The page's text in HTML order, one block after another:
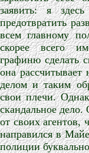
заявить: я
предотвратить
всем главному
скорее всего
графиню сделать
она рассчитывает
делом и таким
свои плечи.
скандальное дело.
от своих агентов,
направился в
полиции